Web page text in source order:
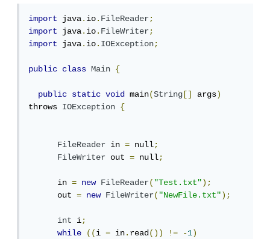
import java.io.FileReader;
import
java.io.FileWriter;
import
java.io.IOException;
public class Main {
public static void main(String [] args)
throws IOException {
FileReader in = null;
FileWriter out = null;
      in
= new FileReader("Test.txt");
      out
= new FileWriter("NewFile.txt");
int i;
while
((i = in.read()) != -1)